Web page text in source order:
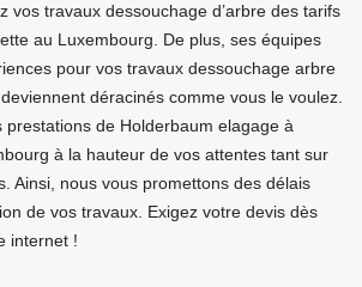
vos travaux dessouchage d’arbre des tarifs
au Luxembourg. De plus, ses équipes
pour vos travaux dessouchage arbre
déracinés comme vous le voulez.
prestations de Holderbaum elagage à
à la hauteur de vos attentes tant sur
Ainsi, nous vous promettons des délais
de vos travaux. Exigez votre devis dès
internet !